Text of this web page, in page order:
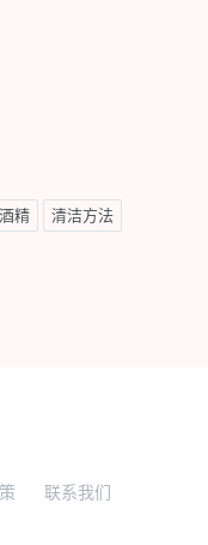
酒精 清洁方法
联系我们